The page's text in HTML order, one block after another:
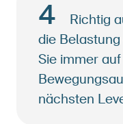
4
Richtig
die
Sie immer
nächsten